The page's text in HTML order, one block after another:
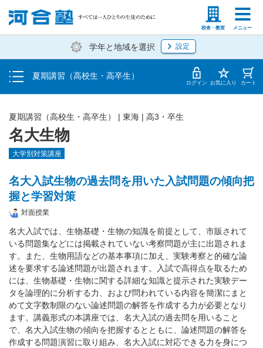
校舎・教室 メニュー
塾生の方 高等学校の先生
学年と地域を選択 設定
夏期講習（高校生・高卒生）
受講料・お申し込み方法
受講開始までの流れ
校舎・教室一覧 ログイン お気に入り カート
名大生物
夏期講習（高校生・高卒生） | 東海 | 高3・卒生
大学別対策講座
名大入試生物の過去問を用いた入試問題の傾向把
握と学習対策
対面授業
名大入試では、生物基礎・生物の知識を前提として、市販されて
いる問題集などには掲載されていない考察問題が主に出題されま
す。また、生物用語などの基本事項に加え、実験考察と的確な論
述を要求する論述問題が出題されます。入試で高得点を取るため
には、生物基礎・生物に関する詳細な知識と提示された実験デー
タを論理的に分析する力、および問われている内容を簡潔にまと
めて文字数制限のない論述問題の解答を作成する力が必要となり
ます。講義形式の本講座では、名大入試の過去問を用いること
で、名大入試生物の傾向を把握するとともに、論述問題の解答を
作成する問題演習に取り組み、名大入試に対応できる力を身につ